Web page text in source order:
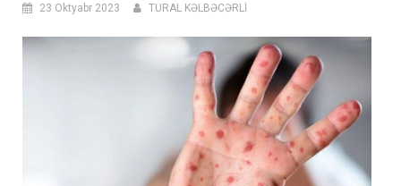
23 Oktyabr 2023 TURAL KƏLBƏCƏRLİ